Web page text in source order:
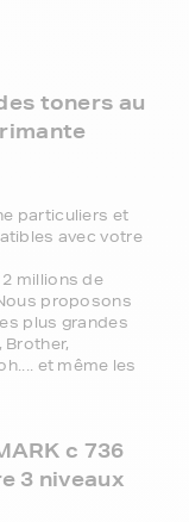
toners au
particuliers et
avec votre
millions de
proposons
plus grandes
Brother,
et même les
c 736
3 niveaux